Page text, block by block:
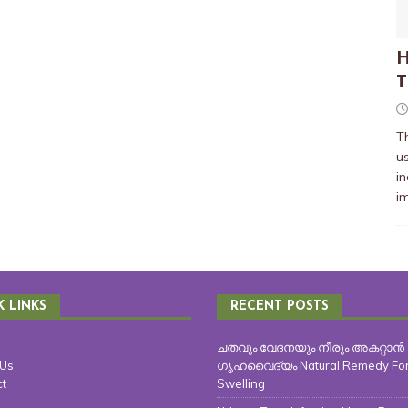
LINKS RECENT POSTS
ചതവും വേദനയും നീരും അകറ്റാൻ
ഗൃഹവൈദ്യം Natural Remedy
Swelling